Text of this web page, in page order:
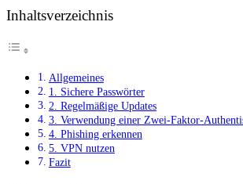
Inhaltsverzeichnis
Allgemeines
1. Sichere Passwörter
2. Regelmäßige Updates
3. Verwendung einer Zwei-Faktor-
4. Phishing erkennen
5. VPN nutzen
Fazit